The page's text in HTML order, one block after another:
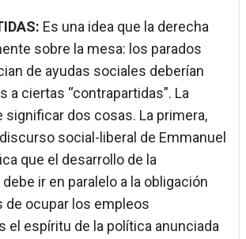
Es una idea que la derecha
sobre la mesa: los parados
de ayudas sociales deberían
a ciertas “contrapartidas”. La
significar dos cosas. La primera,
social-liberal de Emmanuel
que el desarrollo de la
ir en paralelo a la obligación
de ocupar los empleos
el espíritu de la política anunciada